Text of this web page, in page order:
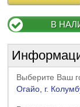
В
Выберите Ваш
Огайо, г.